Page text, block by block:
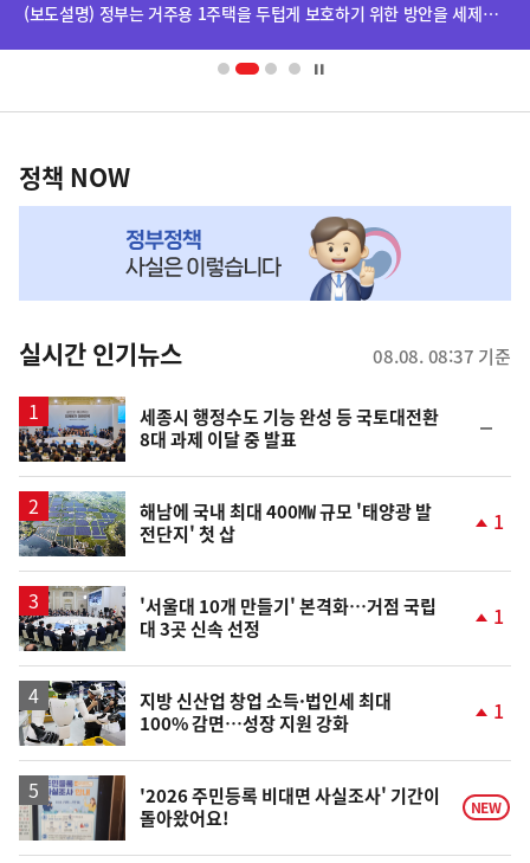
영
(보도설명) 정부는 거주용 1주택을 두텁게 보호하기 위한 방안을 세제개편안에 담았습니다.
책
NOW,
뉴
스
정책 NOW
실시간 인기뉴스 08.08. 08:37 기준
세종시 행정수도 기능 완성 등 국토대전환
8대 과제 이달 중 발표
일
해남에 국내 최대 400㎿ 규모 '태양광 발
전단지' 첫 삽
상
1
'서울대 10개 만들기' 본격화…거점 국립
대 3곳 신속 선정
상
1
지방 신산업 창업 소득·법인세 최대
100% 감면…성장 지원 강화
상
승
1
'2026 주민등록 비대면 사실조사' 기간이
돌아왔어요!
NEW